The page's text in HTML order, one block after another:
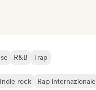
R&B Trap
Indie rock Rap internazionale